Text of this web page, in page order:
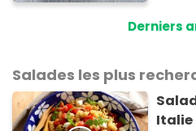
Derniers
Salades les plus
Italie